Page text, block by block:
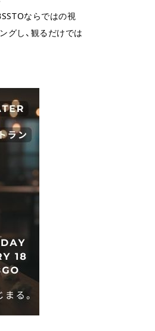
ならではの視
グし、観るだけでは